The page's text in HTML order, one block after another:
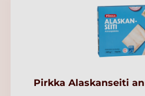
Pirkka Alaskanseiti